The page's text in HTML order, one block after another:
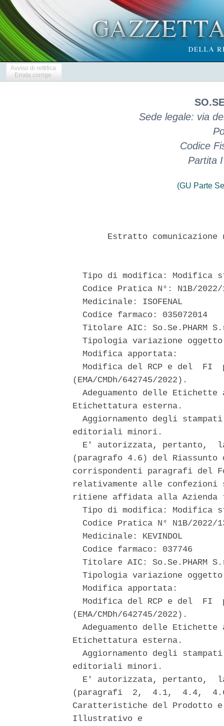
Avviso di rettifica
Errata corrige
Sede legale: via
Codice
Partita
(GU Parte
Estratto
Tipo di modifica: Modifica
Codice Pratica N°: N1B/
  Medicinale: ISOFENAL
  Codice farmaco: 035072014
Titolare AIC: So.Se.PHARM
Tipologia variazione
  Modifica apportata:
Modifica del RCP e del  FI
(EMA/CMDh/642745/2022).
Adeguamento delle Etichette
Etichettatura esterna.
Aggiornamento degli
editoriali minori.
E' autorizzata, pertanto,
(paragrafo 4.6) del
corrispondenti paragrafi
relativamente alle
ritiene affidata alla
Tipo di modifica: Modifica
Codice Pratica N° N1B/2022/
  Medicinale: KEVINDOL
  Codice farmaco: 037746
Titolare AIC: So.Se.PHARM
Tipologia variazione
  Modifica apportata:
Modifica del RCP e del  FI
(EMA/CMDh/642745/2022).
Adeguamento delle Etichette
Etichettatura esterna.
Aggiornamento degli
editoriali minori.
E' autorizzata, pertanto,
(paragrafi  2,  4.1,  4.4,
Caratteristiche del Prodotto
Illustrativo e